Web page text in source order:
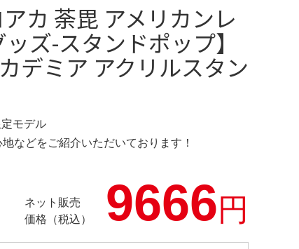
カ 荼毘 アメリカンレ
ズ-スタンドポップ】
デミア アクリルスタン
モデル
などをご紹介いただいております！
ネット販売
価格（税込）
9666円